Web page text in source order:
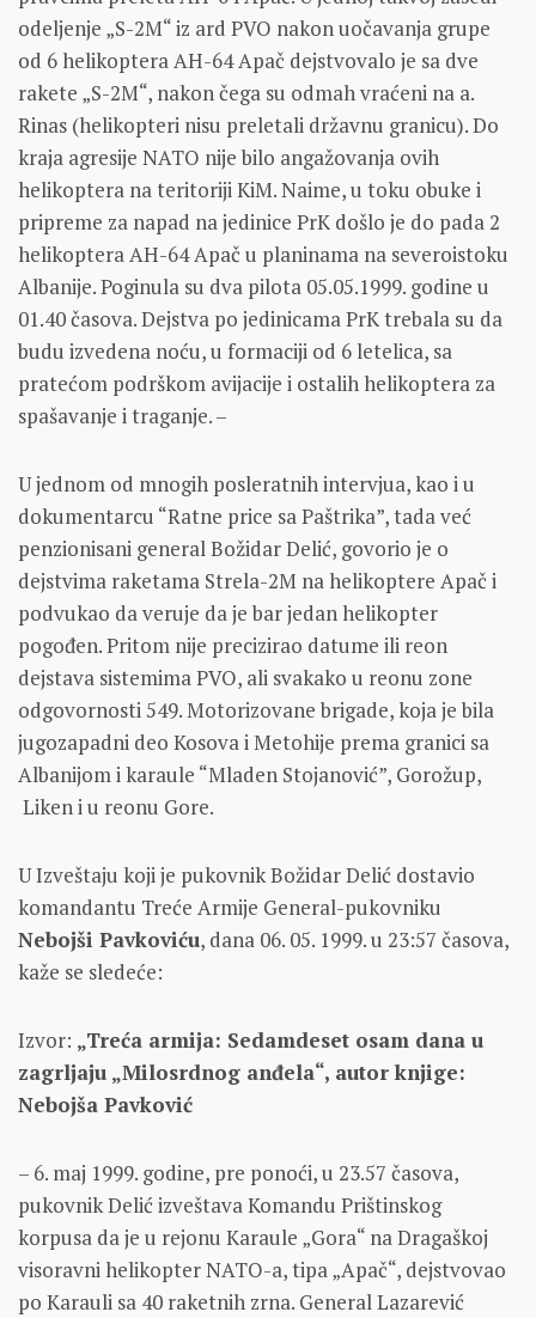
odeljenje „S-2M“ iz ard PVO nakon uočavanja grupe
od 6 helikoptera AH-64 Apač dejstvovalo je sa dve
rakete „S-2M“, nakon čega su odmah vraćeni na a.
Rinas (helikopteri nisu preletali državnu granicu). Do
kraja agresije NATO nije bilo angažovanja ovih
helikoptera na teritoriji KiM. Naime, u toku obuke i
pripreme za napad na jedinice PrK došlo je do pada 2
helikoptera AH-64 Apač u planinama na severoistoku
Albanije. Poginula su dva pilota 05.05.1999. godine u
01.40 časova. Dejstva po jedinicama PrK trebala su da
budu izvedena noću, u formaciji od 6 letelica, sa
pratećom podrškom avijacije i ostalih helikoptera za
spašavanje i traganje. –
U jednom od mnogih posleratnih intervjua, kao i u
dokumentarcu “Ratne price sa Paštrika”, tada već
penzionisani general Božidar Delić, govorio je o
dejstvima raketama Strela-2M na helikoptere Apač i
podvukao da veruje da je bar jedan helikopter
pogođen. Pritom nije precizirao datume ili reon
dejstava sistemima PVO, ali svakako u reonu zone
odgovornosti 549. Motorizovane brigade, koja je bila
jugozapadni deo Kosova i Metohije prema granici sa
Albanijom i karaule “Mladen Stojanović”, Gorožup,
Liken i u reonu Gore.
U Izveštaju koji je pukovnik Božidar Delić dostavio
komandantu Treće Armije General-pukovniku
Nebojši Pavkoviću, dana 06. 05. 1999. u 23:57 časova,
kaže se sledeće:
Izvor: „Treća armija: Sedamdeset osam dana u
zagrljaju „Milosrdnog anđela“, autor knjige:
Nebojša Pavković
– 6. maj 1999. godine, pre ponoći, u 23.57 časova,
pukovnik Delić izveštava Komandu Prištinskog
korpusa da je u rejonu Karaule „Gora“ na Dragaškoj
visoravni helikopter NATO-a, tipa „Apač“, dejstvovao
po Karauli sa 40 raketnih zrna. General Lazarević